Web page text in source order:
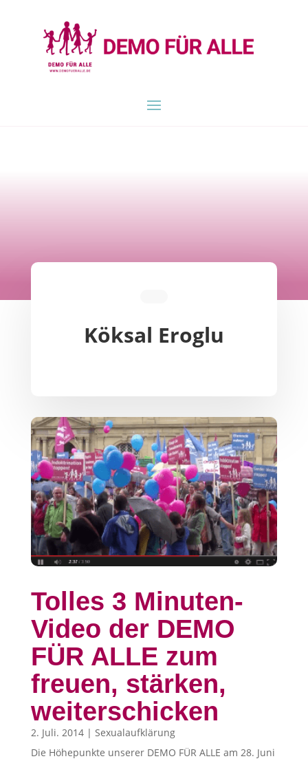
Köksal Eroglu
Tolles 3 Minuten-
Video der DEMO
FÜR ALLE zum
freuen, stärken,
weiterschicken
2. Juli. 2014| Sexualaufklärung
Die Höhepunkte unserer DEMO FÜR ALLE am 28. Juni